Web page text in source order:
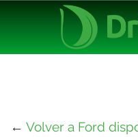
← Volver a Ford